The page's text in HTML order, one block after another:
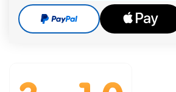
CHF 12,90
TVA incluse plus frais d´expédition